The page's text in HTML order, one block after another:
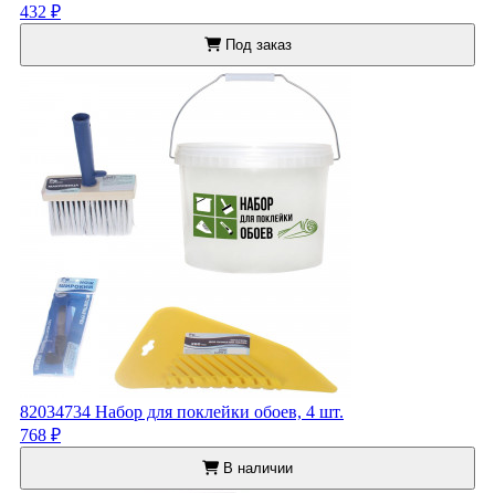
432 ₽
Под заказ
82034734 Набор для поклейки обоев, 4 шт.
768 ₽
В наличии